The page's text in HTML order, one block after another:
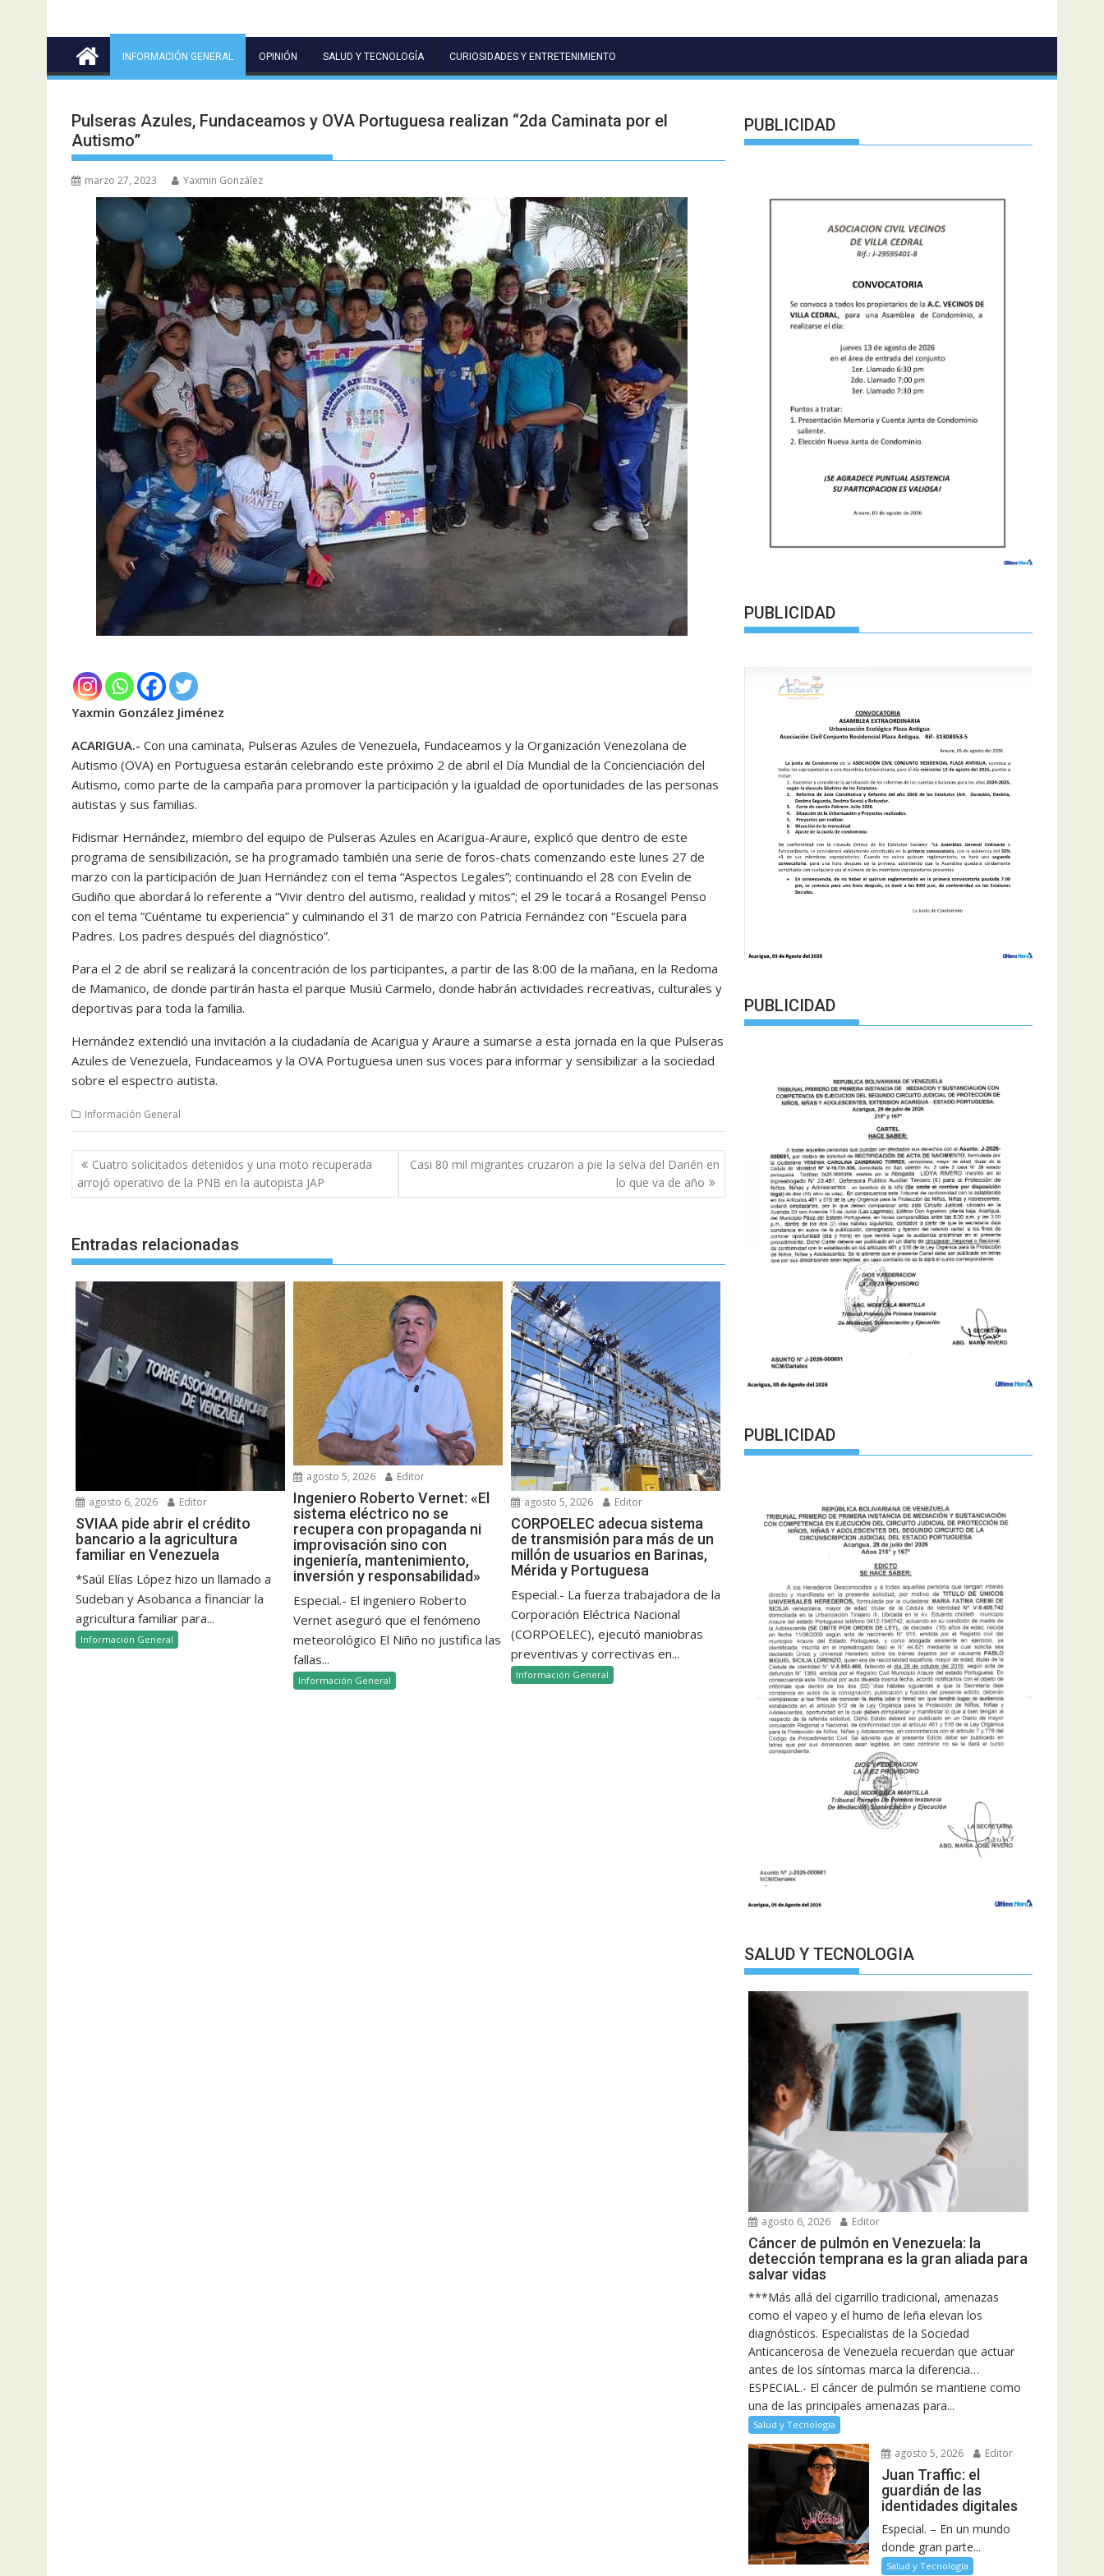
INFORMACIÓN GENERAL OPINIÓN SALUD Y TECNOLOGÍA CURIOSIDADES Y ENTRETENIMIENTO
Pulseras Azules, Fundaceamos y OVA Portuguesa realizan “2da Caminata por el
Autismo”
marzo 27, 2023 Yaxmin González
Yaxmin González Jiménez
ACARIGUA.- Con una caminata, Pulseras Azules de Venezuela, Fundaceamos y la Organización Venezolana de
Autismo (OVA) en Portuguesa estarán celebrando este próximo 2 de abril el Día Mundial de la Concienciación del
Autismo, como parte de la campaña para promover la participación y la igualdad de oportunidades de las personas
autistas y sus familias.
Fidismar Hernández, miembro del equipo de Pulseras Azules en Acarigua-Araure, explicó que dentro de este
programa de sensibilización, se ha programado también una serie de foros-chats comenzando este lunes 27 de
marzo con la participación de Juan Hernández con el tema “Aspectos Legales”; continuando el 28 con Evelin de
Gudiño que abordará lo referente a “Vivir dentro del autismo, realidad y mitos”; el 29 le tocará a Rosangel Penso
con el tema “Cuéntame tu experiencia” y culminando el 31 de marzo con Patricia Fernández con “Escuela para
Padres. Los padres después del diagnóstico”.
Para el 2 de abril se realizará la concentración de los participantes, a partir de las 8:00 de la mañana, en la Redoma
de Mamanico, de donde partirán hasta el parque Musiú Carmelo, donde habrán actividades recreativas, culturales y
deportivas para toda la familia.
Hernández extendió una invitación a la ciudadanía de Acarigua y Araure a sumarse a esta jornada en la que Pulseras
Azules de Venezuela, Fundaceamos y la OVA Portuguesa unen sus voces para informar y sensibilizar a la sociedad
sobre el espectro autista.
Información General
Navegación
de
entradas
Cuatro solicitados detenidos y una moto recuperada
arrojó operativo de la PNB en la autopista JAP
Casi 80 mil migrantes cruzaron a pie la selva del Darién en
lo que va de año
Entradas relacionadas
agosto 6, 2026 Editor
SVIAA pide abrir el crédito
bancario a la agricultura
familiar en Venezuela
*Saúl Elías López hizo un llamado a
Sudeban y Asobanca a financiar la
agricultura familiar para...
Información General
agosto 5, 2026 Editor
Ingeniero Roberto Vernet: «El
sistema eléctrico no se
recupera con propaganda ni
improvisación sino con
ingeniería, mantenimiento,
inversión y responsabilidad»
Especial.- El ingeniero Roberto
Vernet aseguró que el fenómeno
meteorológico El Niño no justifica las
fallas...
Información General
agosto 5, 2026 Editor
CORPOELEC adecua sistema
de transmisión para más de un
millón de usuarios en Barinas,
Mérida y Portuguesa
Especial.- La fuerza trabajadora de la
Corporación Eléctrica Nacional
(CORPOELEC), ejecutó maniobras
preventivas y correctivas en...
Información General
PUBLICIDAD
PUBLICIDAD
PUBLICIDAD
PUBLICIDAD
SALUD Y TECNOLOGIA
agosto 6, 2026 Editor
Cáncer de pulmón en Venezuela: la
detección temprana es la gran aliada para
salvar vidas
***Más allá del cigarrillo tradicional, amenazas
como el vapeo y el humo de leña elevan los
diagnósticos. Especialistas de la Sociedad
Anticancerosa de Venezuela recuerdan que actuar
antes de los síntomas marca la diferencia…
ESPECIAL.- El cáncer de pulmón se mantiene como
una de las principales amenazas para...
Salud y Tecnología
agosto 5, 2026 Editor
Juan Traffic: el
guardián de las
identidades digitales
Especial. – En un mundo
donde gran parte...
Salud y Tecnología